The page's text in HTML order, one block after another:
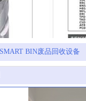
SMART BIN废品回收设备